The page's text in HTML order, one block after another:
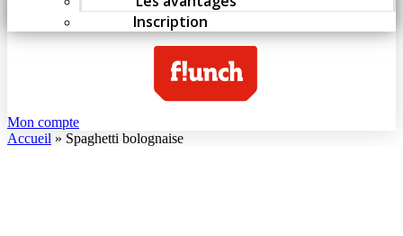
Inscription
Mon compte
Accueil » Spaghetti bolognaise